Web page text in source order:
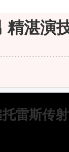
精湛演
雷斯传